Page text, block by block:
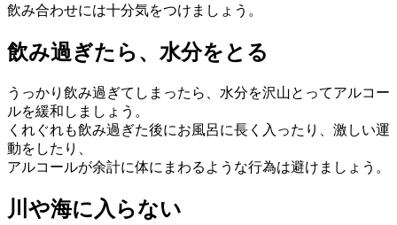
飲み合わせには十分気をつけましょう。
飲み過ぎたら、水分をとる
うっかり飲み過ぎてしまったら、水分を沢山とってアルコー
ルを緩和しましょう。
くれぐれも飲み過ぎた後にお風呂に長く入ったり、激しい運
動をしたり、
アルコールが余計に体にまわるような行為は避けましょう。
川や海に入らない